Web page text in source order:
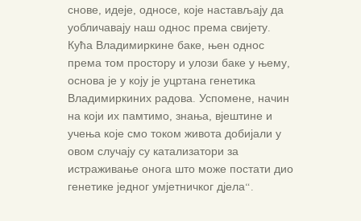
снове, идеје, односе, које настављају да
уобличавају наш однос према свијету.
Кућа Владимиркине баке, њен однос
према том простору и улози баке у њему,
основа је у коју је уцртана генетика
Владимиркиних радова. Успомене, начин
на који их памтимо, знања, вјештине и
учења које смо током живота добијали у
овом случају су катализатори за
истраживање онога што може постати дио
генетике једног умјетничког дјела“.